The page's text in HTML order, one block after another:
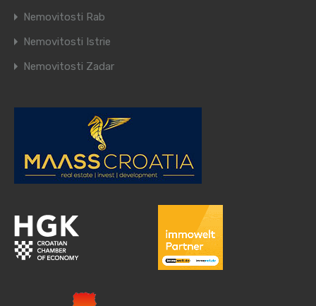
Nemovitosti Rab
Nemovitosti Istrie
Nemovitosti Zadar